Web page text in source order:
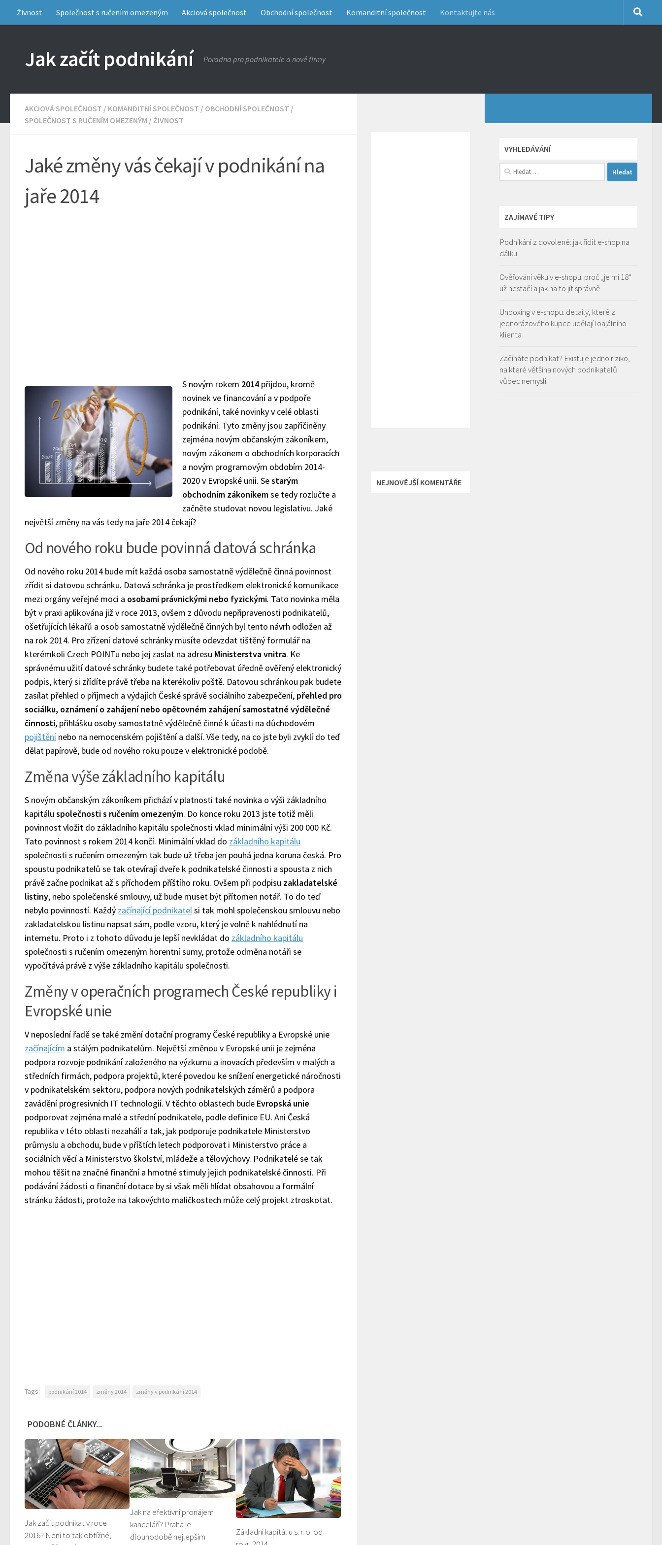
Živnost Společnost s ručením omezeným Akciová společnost Obchodní společnost Komanditní společnost Kontaktujte nás
Jak začít podnikání Poradna pro podnikatele a nové firmy
AKCIOVÁ SPOLEČNOST / KOMANDITNÍ SPOLEČNOST / OBCHODNÍ SPOLEČNOST /
SPOLEČNOST S RUČENÍM OMEZENÝM / ŽIVNOST
Jaké změny vás čekají v podnikání na
jaře 2014
S novým rokem 2014 přijdou, kromě
novinek ve financování a v podpoře
podnikání, také novinky v celé oblasti
podnikání. Tyto změny jsou zapříčiněny
zejména novým občanským zákoníkem,
novým zákonem o obchodních korporacích
a novým programovým obdobím 2014-
2020 v Evropské unii. Sestarým
obchodním zákoníkemse tedy rozlučte a
začněte studovat novou legislativu. Jaké
největší změny na vás tedy na jaře 2014 čekají?
Od nového roku bude povinná datová schránka
Od nového roku 2014 bude mít každá osoba samostatně výdělečně činná povinnost
zřídit si datovou schránku. Datová schránka je prostředkem elektronické komunikace
mezi orgány veřejné moci a osobami právnickými nebo fyzickými. Tato novinka měla
být v praxi aplikována již v roce 2013, ovšem z důvodu nepřipravenosti podnikatelů,
ošetřujících lékařů a osob samostatně výdělečně činných byl tento návrh odložen až
na rok 2014. Pro zřízení datové schránky musíte odevzdat tištěný formulář na
kterémkoli Czech POINTu nebo jej zaslat na adresu Ministerstva vnitra. Ke
správnému užití datové schránky budete také potřebovat úředně ověřený elektronický
podpis, který si zřídíte právě třeba na kterékoliv poště. Datovou schránkou pak budete
zasílat přehled o příjmech a výdajích České správě sociálního zabezpečení, přehled pro
sociálku, oznámení o zahájení nebo opětovném zahájení samostatné výdělečné
činnosti, přihlášku osoby samostatně výdělečně činné k účasti na důchodovém
pojištěnínebo na nemocenském pojištění a další. Vše tedy, na co jste byli zvyklí do teď
dělat papírově, bude od nového roku pouze v elektronické podobě.
Změna výše základního kapitálu
S novým občanským zákoníkem přichází v platnosti také novinka o výši základního
kapitálu společnosti s ručením omezeným. Do konce roku 2013 jste totiž měli
povinnost vložit do základního kapitálu společnosti vklad minimální výši 200 000 Kč.
Tato povinnost s rokem 2014 končí. Minimální vklad do základního kapitálu
společnosti s ručením omezeným tak bude už třeba jen pouhá jedna koruna česká. Pro
spoustu podnikatelů se tak otevírají dveře k podnikatelské činnosti a spousta z nich
právě začne podnikat až s příchodem příštího roku. Ovšem při podpisu zakladatelské
listiny, nebo společenské smlouvy, už bude muset být přítomen notář. To do teď
nebylo povinností. Každý začínající podnikatelsi tak mohl společenskou smlouvu nebo
zakladatelskou listinu napsat sám, podle vzoru, který je volně k nahlédnutí na
internetu. Proto i z tohoto důvodu je lepší nevkládat do základního kapitálu
společnosti s ručením omezeným horentní sumy, protože odměna notáři se
vypočítává právě z výše základního kapitálu společnosti.
Změny v operačních programech České republiky i
Evropské unie
V neposlední řadě se také změní dotační programy České republiky a Evropské unie
začínajícím a stálým podnikatelům. Největší změnou v Evropské unii je zejména
podpora rozvoje podnikání založeného na výzkumu a inovacích především v malých a
středních firmách, podpora projektů, které povedou ke snížení energetické náročnosti
v podnikatelském sektoru, podpora nových podnikatelských záměrů a podpora
zavádění progresivních IT technologií. V těchto oblastech bude Evropská unie
podporovat zejména malé a střední podnikatele, podle definice EU. Ani Česká
republika v této oblasti nezahálí a tak, jak podporuje podnikatele Ministerstvo
průmyslu a obchodu, bude v příštích letech podporovat i Ministerstvo práce a
sociálních věcí a Ministerstvo školství, mládeže a tělovýchovy. Podnikatelé se tak
mohou těšit na značné finanční a hmotné stimuly jejich podnikatelské činnosti. Při
podávání žádosti o finanční dotace by si však měli hlídat obsahovou a formální
stránku žádosti, protože na takovýchto maličkostech může celý projekt ztroskotat.
Tags: podnikání 2014 změny 2014 změny v podnikání 2014
PODOBNÉ ČLÁNKY...
Jak začít podnikat v roce
2016? Není to tak obtížné,
Jak na efektivní pronájem
kanceláří? Praha je
dlouhodobě nejlepším
Základní kapitál u s. r. o. od
VYHLEDÁVÁNÍ
Vyhledávání
ZAJÍMAVÉ TIPY
Podnikání z dovolené: jak řídit e-shop na
dálku
Ověřování věku v e-shopu: proč „je mi 18“
už nestačí a jak na to jít správně
Unboxing v e-shopu: detaily, které z
jednorázového kupce udělají loajálního
klienta
Začínáte podnikat? Existuje jedno riziko,
na které většina nových podnikatelů
vůbec nemyslí
NEJNOVĚJŠÍ KOMENTÁŘE